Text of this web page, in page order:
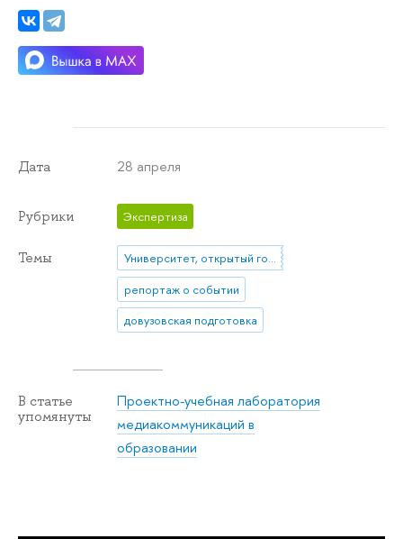
Дата 28 апреля
Рубрики Экспертиза
Темы
Университет, открытый городу
репортаж о событии
довузовская подготовка
В статье
упомянуты
Проектно-учебная лаборатория
медиакоммуникаций в
образовании